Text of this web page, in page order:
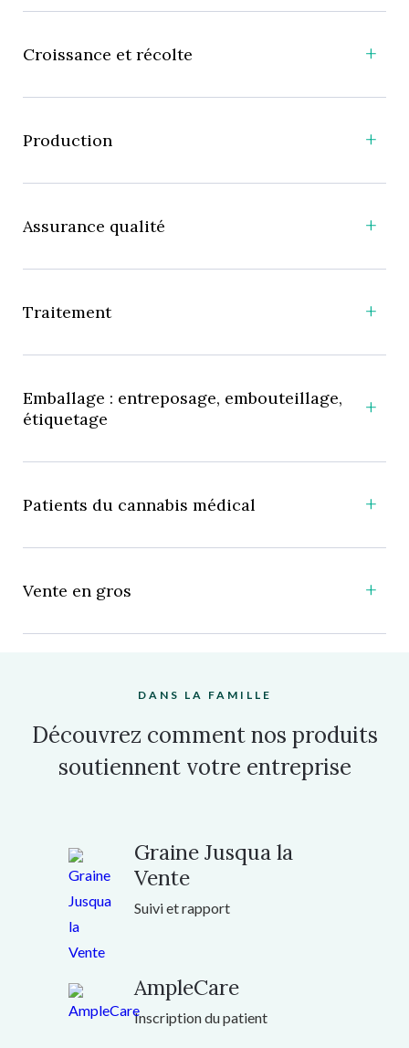
Croissance et récolte
Production
Assurance qualité
Traitement
Emballage : entreposage, embouteillage,
étiquetage
Patients du cannabis médical
Vente en gros
DANS LA FAMILLE
Découvrez comment nos produits
soutiennent votre entreprise
Graine Jusqua la
Vente
Suivi et rapport
AmpleCare
Inscription du patient